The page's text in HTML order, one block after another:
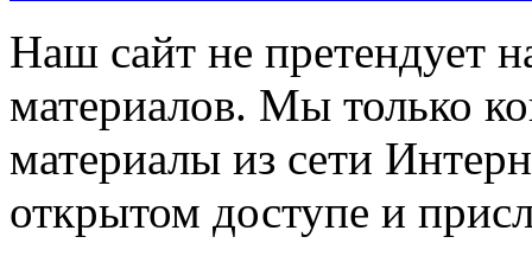
Наш сайт не претендует
материалов. Мы только
материалы из сети
открытом доступе и